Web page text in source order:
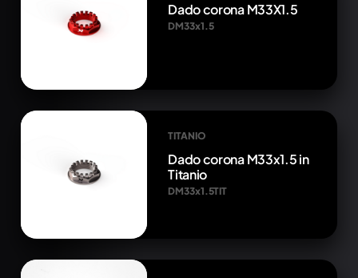
Dado corona M33X1.5
DM33x1.5
TITANIO
Dado corona M33x1.5 in
Titanio
DM33x1.5TIT